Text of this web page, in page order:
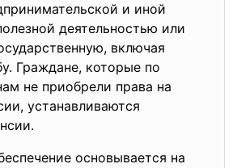
и иной
деятельностью или
включая
Граждане, которые по
не приобрели права на
устанавливаются
основывается на